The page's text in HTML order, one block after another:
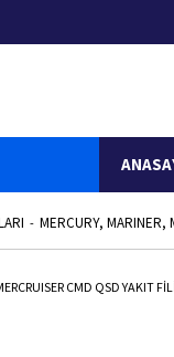
MERCURY, MARINER,